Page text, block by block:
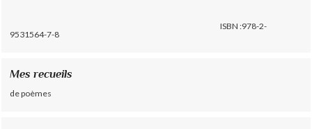
ISBN :978-2-
9531564-7-8
Mes recueils
de poèmes